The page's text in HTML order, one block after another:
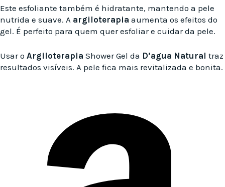
Este esfoliante também é hidratante, mantendo a pele
nutrida e suave. A argiloterapia aumenta os efeitos do
gel. É perfeito para quem quer esfoliar e cuidar da pele.
Usar o Argiloterapia Shower Gel da D’agua Natural traz
resultados visíveis. A pele fica mais revitalizada e bonita.